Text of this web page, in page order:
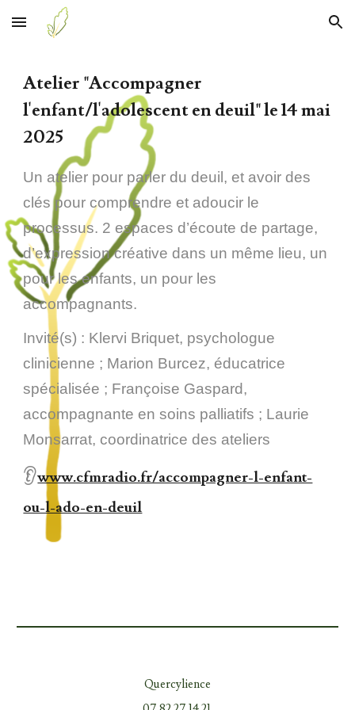
Skip to main content Skip to navigation
Atelier "Accompagner
l'enfant/l'adolescent en deuil" le 14 mai
2025
Un atelier pour parler du deuil, et avoir des
clés pour comprendre et adoucir le
processus. 2 espaces d’écoute de partage,
d’expression créative dans un même lieu, un
pour les enfants, un pour les
accompagnants.
Invité(s) : Klervi Briquet, psychologue
clinicienne ; Marion Burcez, éducatrice
spécialisée ; Françoise Gaspard,
accompagnante en soins palliatifs ; Laurie
Monsarrat, coordinatrice des ateliers
👂www.cfmradio.fr/accompagner-l-enfant-
ou-l-ado-en-deuil
Quercylience